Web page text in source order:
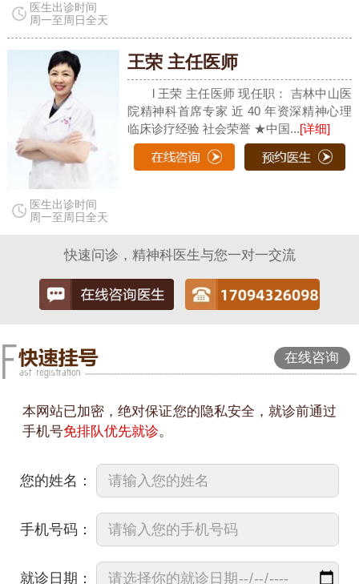
医生出诊时间
周一至周日全天
医生出诊时间
周一至周日全天
王荣 主任医师
l 王荣 主任医师 现任职： 吉林中山医
院精神科首席专家 近 40 年资深精神心理
临床诊疗经验 社会荣誉 ★中国...[详细]
快速问诊，精神科医生与您一对一交流
在线咨询
本网站已加密，绝对保证您的隐私安全，就诊前通过
手机号免排队优先就诊。
您的姓名：
手机号码：
就诊日期：